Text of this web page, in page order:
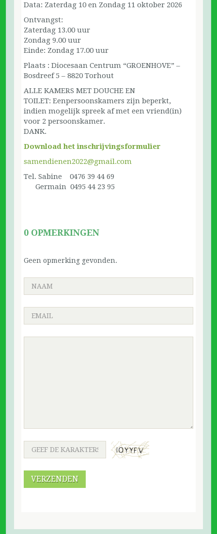
Data: Zaterdag 10 en Zondag 11 oktober 2026
Ontvangst:
Zaterdag 13.00 uur
Zondag 9.00 uur
Einde: Zondag 17.00 uur
Plaats : Diocesaan Centrum “GROENHOVE” –
Bosdreef 5 – 8820 Torhout
ALLE KAMERS MET DOUCHE EN
TOILET: Eenpersoonskamers zijn beperkt,
indien mogelijk spreek af met een vriend(in)
voor 2 persoonskamer.
DANK.
Download het inschrijvingsformulier
samendienen2022@gmail.com
Tel. Sabine 0476 39 44 69
Germain 0495 44 23 95
0 OPMERKINGEN
Geen opmerking gevonden.
VERZENDEN